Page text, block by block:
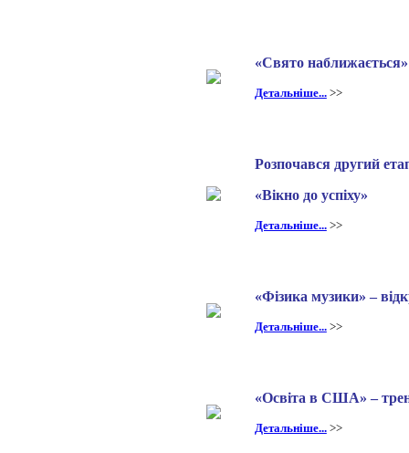
«Свято
Детальніше... >>
Розпочався другий
«Вікно до успіху»
Детальніше... >>
«Фізика музики» –
Детальніше... >>
«Освіта в США» –
Детальніше... >>